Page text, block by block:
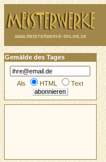
Gemälde des Tages
Als HTML Text